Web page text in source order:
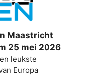
Maastricht
25 mei 2026
leukste
Europa